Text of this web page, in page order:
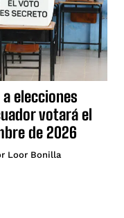
a elecciones
votará el
de 2026
Loor Bonilla